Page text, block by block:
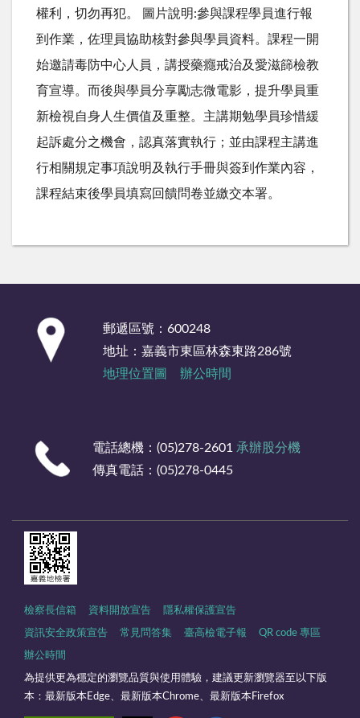
權利，切勿再犯。 圖片說明:參與課程學員進行報
到作業，佐理員協助核對參與學員資料。課程一開
始邀請毒防中心人員，講授藥癮戒治及愛滋篩檢教
育宣導。而後與學員分享勵志微電影，提升學員重
新檢視自身人生價值及重整。主講期勉學員珍惜緩
起訴處分之機會，認真落實執行；並由課程主講進
行相關規定事項說明及執行手冊與簽到作業內容，
課程結束後學員填寫回饋問卷並繳交本署。
郵遞區號：600248
地址：嘉義市東區林森東路286號
地理位置圖
辦公時間
電話總機：(05)278-2601 承辦股分機
傳真電話：(05)278-0445
檢察長信箱 資料開放宣告 隱私權保護宣告
資訊安全政策宣告 常見問答集 臺高檢電子報 QR code 專區
辦公時間
為提供更為穩定的瀏覽品質與使用體驗，建議更新瀏覽器至以下版
本：最新版本Edge、最新版本Chrome、最新版本Firefox